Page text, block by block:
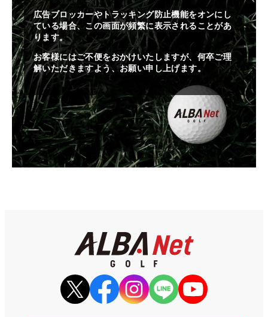
広告ブロッカーやトラッキング防止機能をオンにし
ている場合、この画面が頻繁に表示されることがあ
ります。
お客様にはご不便をおかけいたしますが、何卒ご理
解いただきますよう、お願い申し上げます。